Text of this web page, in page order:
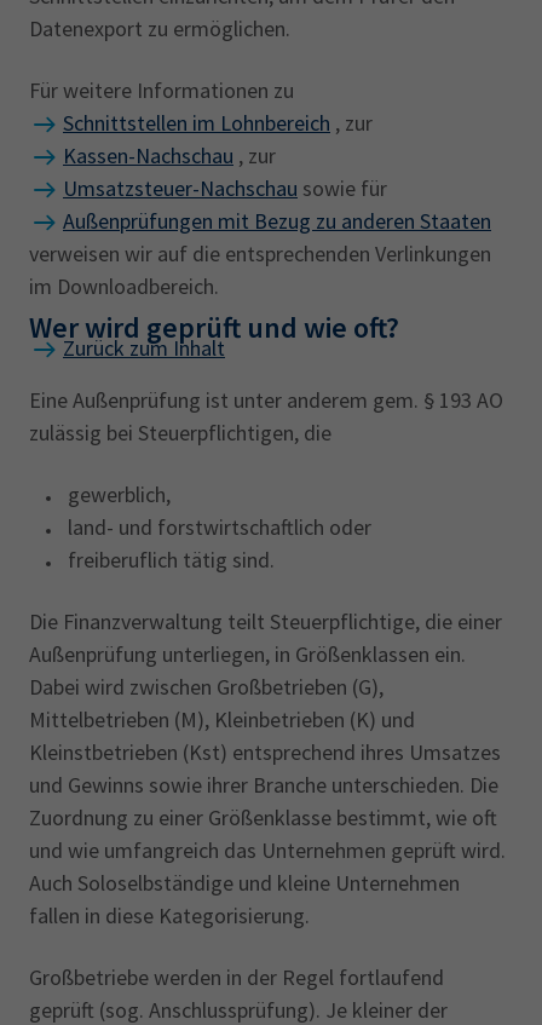
Datenexport zu ermöglichen.
Für weitere Informationen zu
Schnittstellen im Lohnbereich , zur
Kassen-Nachschau , zur
Umsatzsteuer-Nachschau sowie für
Außenprüfungen mit Bezug zu anderen Staaten
verweisen wir auf die entsprechenden Verlinkungen
im Downloadbereich.
Zurück zum Inhalt
Wer wird geprüft und wie oft?
Eine Außenprüfung ist unter anderem gem. § 193 AO
zulässig bei Steuerpflichtigen, die
gewerblich,
land- und forstwirtschaftlich oder
freiberuflich tätig sind.
Die Finanzverwaltung teilt Steuerpflichtige, die einer
Außenprüfung unterliegen, in Größenklassen ein.
Dabei wird zwischen Großbetrieben (G),
Mittelbetrieben (M), Kleinbetrieben (K) und
Kleinstbetrieben (Kst) entsprechend ihres Umsatzes
und Gewinns sowie ihrer Branche unterschieden. Die
Zuordnung zu einer Größenklasse bestimmt, wie oft
und wie umfangreich das Unternehmen geprüft wird.
Auch Soloselbständige und kleine Unternehmen
fallen in diese Kategorisierung.
Großbetriebe werden in der Regel fortlaufend
geprüft (sog. Anschlussprüfung). Je kleiner der